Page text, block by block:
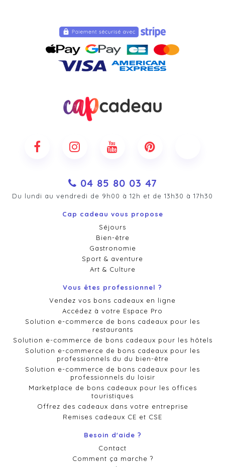
04 85 80 03 47
Du lundi au vendredi de 9h00 à 12h et de 13h30 à 17h30
Cap cadeau vous propose
Séjours
Bien-être
Gastronomie
Sport & aventure
Art & Culture
Vous êtes professionnel ?
Vendez vos bons cadeaux en ligne
Accédez à votre Espace Pro
Solution e-commerce de bons cadeaux pour les
restaurants
Solution e-commerce de bons cadeaux pour les hôtels
Solution e-commerce de bons cadeaux pour les
professionnels du du bien-être
Solution e-commerce de bons cadeaux pour les
professionnels du loisir
Marketplace de bons cadeaux pour les offices
touristiques
Offrez des cadeaux dans votre entreprise
Remises cadeaux CE et CSE
Besoin d'aide ?
Contact
Comment ça marche ?